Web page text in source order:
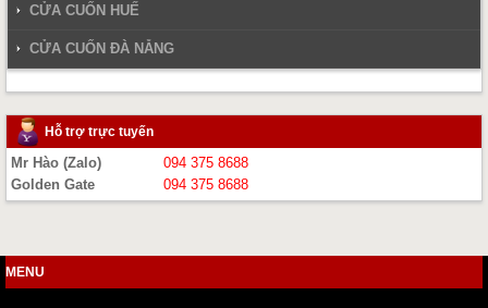
CỬA CUỐN HUẾ
CỬA CUỐN ĐÀ NẴNG
Hỗ trợ trực tuyến
Mr Hào (Zalo)
094 375 8688
Golden Gate
094 375 8688
MENU